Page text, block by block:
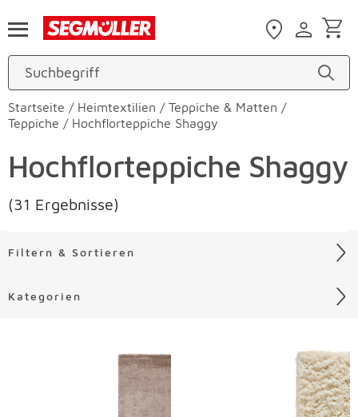
Startseite / Heimtextilien / Teppiche & Matten /
Teppiche / Hochflorteppiche Shaggy
Hochflorteppiche Shaggy
(31 Ergebnisse)
Filtern & Sortieren
Kategorien